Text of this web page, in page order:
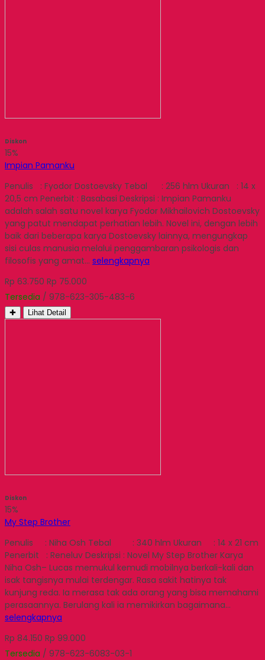
Diskon
15%
Impian Pamanku
Penulis : Fyodor Dostoevsky Tebal : 256 hlm Ukuran : 14 x
20,5 cm Penerbit : Basabasi Deskripsi : Impian Pamanku
adalah salah satu novel karya Fyodor Mikhailovich Dostoevsky
yang patut mendapat perhatian lebih. Novel ini, dengan lebih
baik dari beberapa karya Dostoevsky lainnya, mengungkap
sisi culas manusia melalui penggambaran psikologis dan
filosofis yang amat… selengkapnya
Rp 63.750 Rp 75.000
Tersedia / 978-623-305-483-6
✚ Lihat Detail
Diskon
15%
My Step Brother
Penulis : Niha Osh Tebal : 340 hlm Ukuran : 14 x 21 cm
Penerbit : Reneluv Deskripsi : Novel My Step Brother Karya
Niha Osh– Lucas memukul kemudi mobilnya berkali-kali dan
isak tangisnya mulai terdengar. Rasa sakit hatinya tak
kunjung reda. Ia merasa tak ada orang yang bisa memahami
perasaannya. Berulang kali ia memikirkan bagaimana…
selengkapnya
Rp 84.150 Rp 99.000
Tersedia / 978-623-6083-03-1